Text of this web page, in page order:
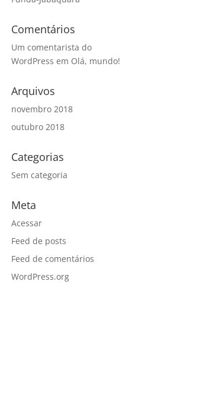
Comentários
Um comentarista do
WordPress em Olá, mundo!
Arquivos
novembro 2018
outubro 2018
Categorias
Sem categoria
Meta
Acessar
Feed de posts
Feed de comentários
WordPress.org